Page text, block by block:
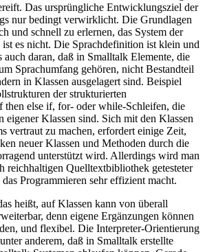
Das ursprüngliche Entwicklungsziel der
nur bedingt verwirklicht. Die Grundlagen
und schnell zu erlernen, das System der
es nicht. Die Sprachdefinition ist klein und
daran, daß in Smalltalk Elemente, die
Sprachumfang gehören, nicht Bestandteil
in Klassen ausgelagert sind. Beispiel
der strukturierten
then else if, for- oder while-Schleifen, die
eigener Klassen sind. Sich mit den Klassen
vertraut zu machen, erfordert einige Zeit,
neuer Klassen und Methoden durch die
unterstützt wird. Allerdings wird man
reichhaltigen Quelltextbibliothek getesteter
Programmieren sehr effizient macht.
heißt, auf Klassen kann von überall
denn eigene Ergänzungen können
und flexibel. Die Interpreter-Orientierung
anderem, daß in Smalltalk erstellte